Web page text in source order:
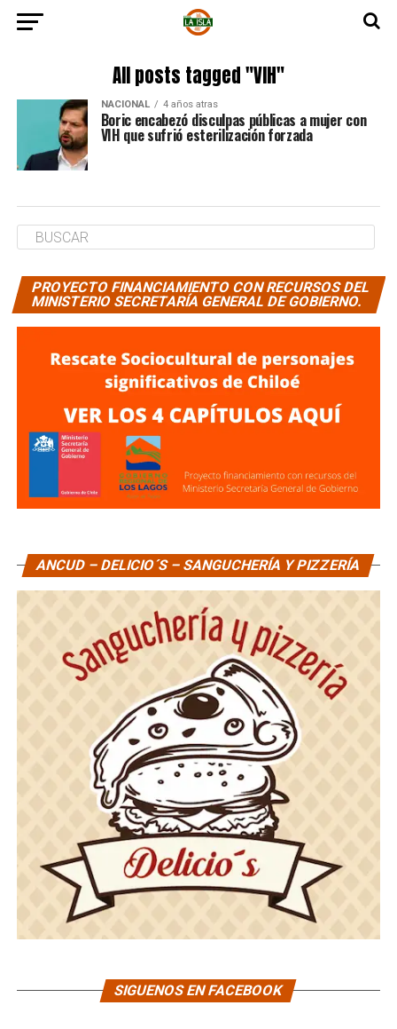
All posts tagged "VIH"
NACIONAL 4 años atras
Boric encabezó disculpas públicas a mujer con
VIH que sufrió esterilización forzada
PROYECTO FINANCIAMIENTO CON RECURSOS DEL
MINISTERIO SECRETARÍA GENERAL DE GOBIERNO.
ANCUD – DELICIO´S – SANGUCHERÍA Y PIZZERÍA
SIGUENOS EN FACEBOOK